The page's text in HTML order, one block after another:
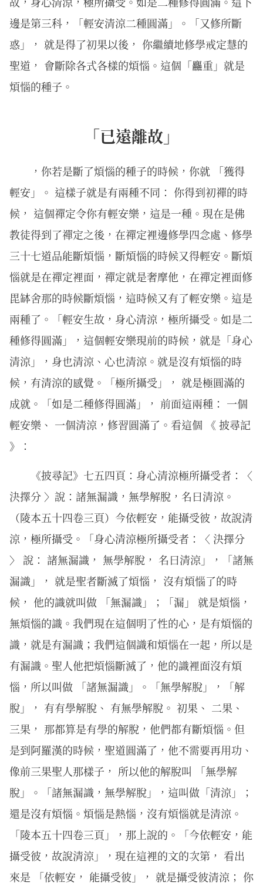
邊是第三科，「輕安清涼二種圓滿」。「又修所斷
惑」， 就是得了初果以後， 你繼續地修學戒定慧的
聖道， 會斷除各式各樣的煩惱。這個「麤重」就是
煩惱的種子。
「已遠離故」
，你若是斷了煩惱的種子的時候，你就 「獲得
輕安」。 這樣子就是有兩種不同： 你得到初禪的時
候， 這個禪定令你有輕安樂，這是一種。現在是佛
教徒得到了禪定之後，在禪定裡邊修學四念處、修學
三十七道品能斷煩惱，斷煩惱的時候又得輕安。斷煩
惱就是在禪定裡面，禪定就是奢摩他，在禪定裡面修
毘缽舍那的時候斷煩惱，這時候又有了輕安樂。這是
兩種了。「輕安生故，身心清涼，極所攝受。如是二
種修得圓滿」，這個輕安樂現前的時候，就是「身心
清涼」，身也清涼、心也清涼。就是沒有煩惱的時
候，有清涼的感覺。「極所攝受」， 就是極圓滿的
成就。「如是二種修得圓滿」， 前面這兩種： 一個
輕安樂、 一個清涼，修習圓滿了。看這個 《 披尋記
》：
《披尋記》七五四頁：身心清涼極所攝受者：〈
決擇分 〉說：諸無漏識，無學解脫，名曰清涼。
（陵本五十四卷三頁）今依輕安，能攝受彼，故說清
涼，極所攝受。「身心清涼極所攝受者：〈 決擇分
〉 說： 諸無漏識， 無學解脫， 名曰清涼」，「諸無
漏識」， 就是聖者斷滅了煩惱， 沒有煩惱了的時
候， 他的識就叫做 「無漏識」；「漏」 就是煩惱，
無煩惱的識。我們現在這個明了性的心，是有煩惱的
識，就是有漏識；我們這個識和煩惱在一起，所以是
有漏識。聖人他把煩惱斷滅了，他的識裡面沒有煩
惱，所以叫做 「諸無漏識」。「無學解脫」，「解
脫」， 有有學解脫、 有無學解脫。 初果、 二果、
三果， 那都算是有學的解脫，他們都有斷煩惱。但
是到阿羅漢的時候，聖道圓滿了，他不需要再用功、
像前三果聖人那樣子， 所以他的解脫叫 「無學解
脫」。「諸無漏識，無學解脫」，這叫做「清涼」；
還是沒有煩惱。煩惱是熱惱，沒有煩惱就是清涼。
「陵本五十四卷三頁」，那上說的。「今依輕安，能
攝受彼，故說清涼」，現在這裡的文的次第， 看出
來是 「依輕安， 能攝受彼」， 就是攝受彼清涼； 你